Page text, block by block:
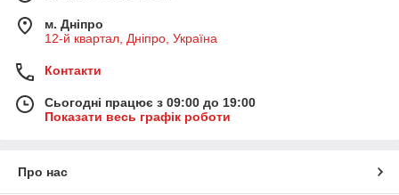
м. Дніпро
12-й квартал, Дніпро, Україна
Контакти
Сьогодні працює з 09:00 до 19:00
Показати весь графік роботи
Про нас